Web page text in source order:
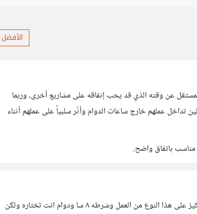
الأفضل
عن وقته الذي قد يحب إنفاقه على مشاريع أخرى، وربما
عملهم خارج ساعات الدوام وأثّر سلبياً على عملهم أثناء
مناسب باتفاق واضح.
انتبهت لهذا الشيء ويمكن لاعتبار ،هذا وقت مخصص فقط للتركيز على هذا النوع من العمل وشرطه ٨ سا ودوام انت تختاره ولكن